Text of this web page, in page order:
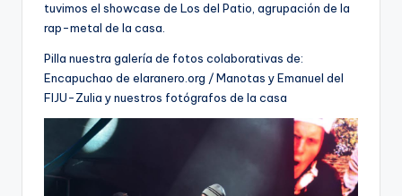
tuvimos el showcase de Los del Patio, agrupación de la
rap-metal de la casa.
Pilla nuestra galería de fotos colaborativas de:
Encapuchao de elaranero.org / Manotas y Emanuel del
FIJU-Zulia y nuestros fotógrafos de la casa